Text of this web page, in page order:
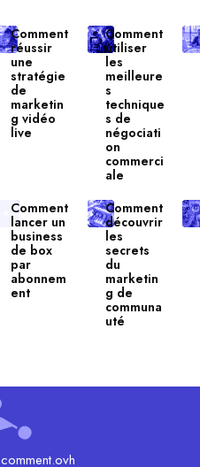
Comment
réussir
une
stratégie
de
marketin
g vidéo
live
Comment
utiliser
les
meilleure
s
technique
s de
négociati
on
commerci
ale
Comment
lancer un
business
de box
par
abonnem
ent
Comment
découvrir
les
secrets
du
marketin
g de
communa
uté
comment.ovh